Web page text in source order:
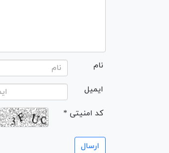
نام
ایمیل
* کد امنیتی